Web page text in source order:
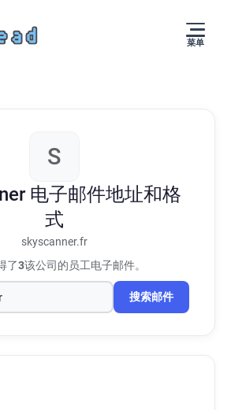
菜单
S
电子邮件地址和格
式
skyscanner.fr
了3该公司的员工电子邮件。
搜索邮件